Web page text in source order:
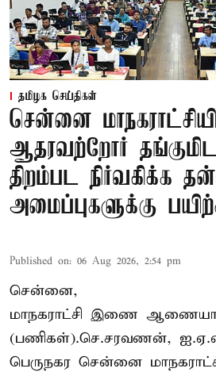
தமிழக செய்திகள்
சென்னை
ஆதரவற்றோர்
திறம்பட நிர்வகிக்க
அமைப்புகளுக்கு
Published on: 06 Aug 2026, 2:54 pm
சென்னை,
மாநகராட்சி இணை
(பணிகள்).செ.சரவணன்,
பெருநகர சென்னை